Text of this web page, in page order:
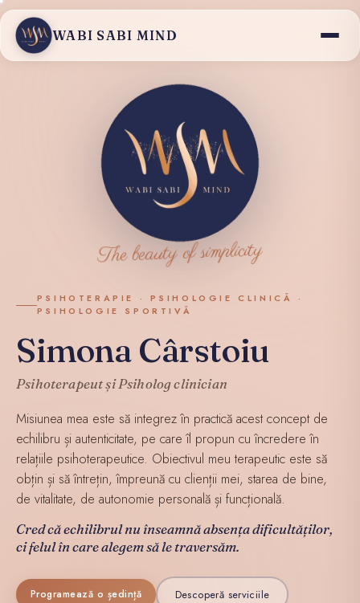
WABI SABI MIND
PSIHOTERAPIE · PSIHOLOGIE CLINICĂ ·
PSIHOLOGIE SPORTIVĂ
Simona Cârstoiu
Psihoterapeut și Psiholog clinician
Misiunea mea este să integrez în practică acest concept de
echilibru și autenticitate, pe care îl propun cu încredere în
relațiile psihoterapeutice. Obiectivul meu terapeutic este să
obțin și să întrețin, împreună cu clienții mei, starea de bine,
de vitalitate, de autonomie personală și funcțională.
Cred că echilibrul nu înseamnă absența dificultăților,
ci felul în care alegem să le traversăm.
Programează o ședință Descoperă serviciile
The beauty of simplicity